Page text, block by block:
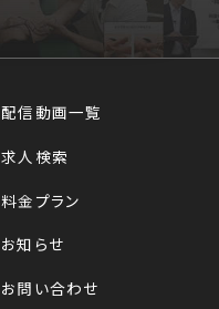
配信動画一覧
求人検索
料金プラン
お知らせ
お問い合わせ